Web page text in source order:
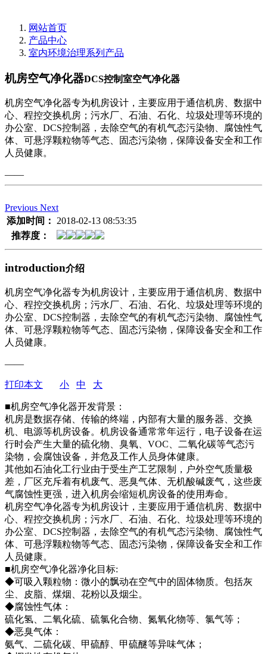
网站首页
产品中心
室内环境治理系列产品
机房空气净化器DCS控制室空气净化器
机房空气净化器专为机房设计，主要应用于通信机房、数据中
心、程控交换机房；污水厂、石油、石化、垃圾处理等环境的
办公室、DCS控制器，去除空气的有机气态污染物、腐蚀性气
体、可悬浮颗粒物等气态、固态污染物，保障设备安全和工作
人员健康。
——
Previous Next
添加时间： 2018-02-13 08:53:35
推荐度：
introduction介绍
机房空气净化器专为机房设计，主要应用于通信机房、数据中
心、程控交换机房；污水厂、石油、石化、垃圾处理等环境的
办公室、DCS控制器，去除空气的有机气态污染物、腐蚀性气
体、可悬浮颗粒物等气态、固态污染物，保障设备安全和工作
人员健康。
——
打印本文 小 中 大
■机房空气净化器开发背景：
机房是数据存储、传输的终端，内部有大量的服务器、交换
机、电源等机房设备。机房设备通常常年运行，电子设备在运
行时会产生大量的硫化物、臭氧、VOC、二氧化碳等气态污
染物，会腐蚀设备，并危及工作人员身体健康。
其他如石油化工行业由于受生产工艺限制，户外空气质量极
差，厂区充斥着有机废气、恶臭气体、无机酸碱废气，这些废
气腐蚀性更强，进入机房会缩短机房设备的使用寿命。
机房空气净化器专为机房设计，主要应用于通信机房、数据中
心、程控交换机房；污水厂、石油、石化、垃圾处理等环境的
办公室、DCS控制器，去除空气的有机气态污染物、腐蚀性气
体、可悬浮颗粒物等气态、固态污染物，保障设备安全和工作
人员健康。
■机房空气净化器净化目标:
◆可吸入颗粒物：微小的飘动在空气中的固体物质。包括灰
尘、皮脂、煤烟、花粉以及烟尘。
◆腐蚀性气体：
硫化氢、二氧化硫、硫氯化合物、氮氧化物等、氯气等；
◆恶臭气体：
氨气、二硫化碳、甲硫醇、甲硫醚等异味气体；